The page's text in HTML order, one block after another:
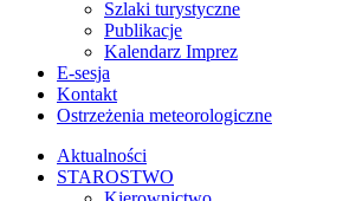
Szlaki turystyczne
Publikacje
Kalendarz Imprez
E-sesja
Kontakt
Ostrzeżenia meteorologiczne
Aktualności
STAROSTWO